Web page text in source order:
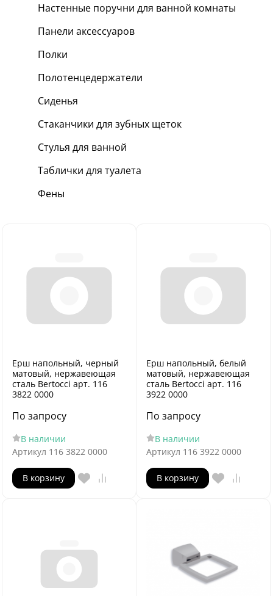
Настенные поручни для ванной комнаты
Панели аксессуаров
Полки
Полотенцедержатели
Сиденья
Стаканчики для зубных щеток
Стулья для ванной
Таблички для туалета
Фены
Ерш напольный, черный
матовый, нержавеющая
сталь Bertocci арт. 116
3822 0000
По запросу
В наличии
Артикул 116 3822 0000
В корзину
Ерш напольный, белый
матовый, нержавеющая
сталь Bertocci арт. 116
3922 0000
По запросу
В наличии
Артикул 116 3922 0000
В корзину